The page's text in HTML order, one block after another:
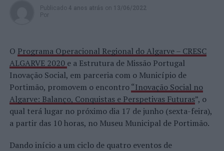
Publicado 4 anos atrás on 13/06/2022
Por
O Programa Operacional Regional do Algarve – CRESC
ALGARVE 2020 e a Estrutura de Missão Portugal
Inovação Social, em parceria com o Município de
Portimão, promovem o encontro“Inovação Social no
Algarve: Balanço, Conquistas e Perspetivas Futuras”, o
qual terá lugar no próximo dia 17 de junho (sexta-feira),
a partir das 10 horas, no Museu Municipal de Portimão.
Dando início a um ciclo de quatro eventos de